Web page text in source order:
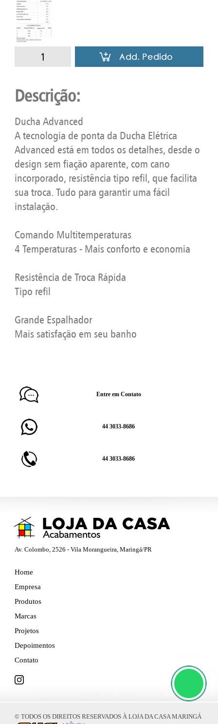
Descrição:
Ducha Advanced
A tecnologia de ponta da Ducha Elétrica
Advanced está em todos os detalhes, desde o
design sem fiação aparente, com cano
incorporado, resistência tipo refil, que facilita
sua troca. Tudo para garantir uma fácil
instalação.
Comando Multitemperaturas
4 Temperaturas - Mais conforto e economia
Resistência de Troca Rápida
Tipo refil
Grande Espalhador
Mais satisfação em seu banho
Entre em Contato
44 3033-8686
44 3033-8686
Av. Colombo, 2526 - Vila Morangueira, Maringá/PR
Home
Empresa
Produtos
Marcas
Projetos
Depoimentos
Contato
© TODOS OS DIREITOS RESERVADOS À LOJA DA CASA MARINGÁ